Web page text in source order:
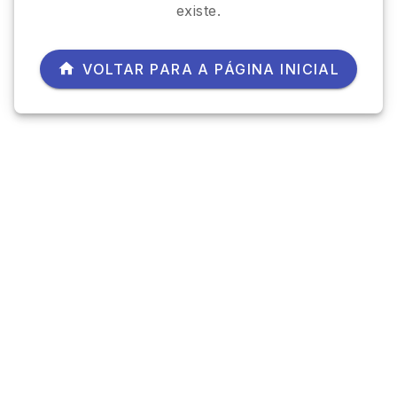
existe.
VOLTAR PARA A PÁGINA INICIAL